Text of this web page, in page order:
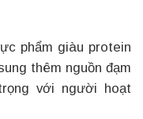
phẩm giàu protein
thêm nguồn đạm
với người hoạt